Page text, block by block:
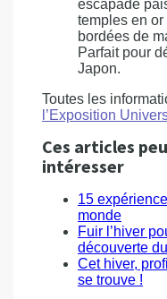
escapade
temples en
bordées de
Parfait pour
Japon.
Toutes les
l’Exposition
Ces articles
intéresser
15
monde
Fuir l’hiver
découverte
Cet hiver,
se trouve !